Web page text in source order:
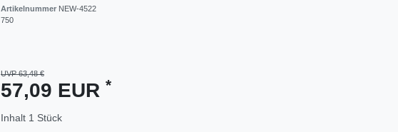
Artikelnummer NEW-4522
750
UVP 63,48 €
57,09 EUR *
Inhalt 1 Stück